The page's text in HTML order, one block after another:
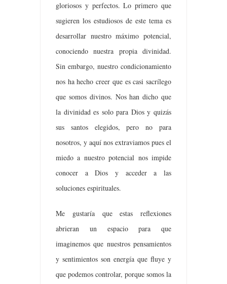
gloriosos y perfectos. Lo primero que
sugieren los estudiosos de este tema es
desarrollar nuestro máximo potencial,
conociendo nuestra propia divinidad.
Sin embargo, nuestro condicionamiento
nos ha hecho creer que es casi sacrílego
que somos divinos. Nos han dicho que
la divinidad es solo para Dios y quizás
sus santos elegidos, pero no para
nosotros, y aquí nos extraviamos pues el
miedo a nuestro potencial nos impide
conocer a Dios y acceder a las
soluciones espirituales.
Me gustaría que estas reflexiones
abrieran un espacio para que
imaginemos que nuestros pensamientos
y sentimientos son energía que fluye y
que podemos controlar, porque somos la